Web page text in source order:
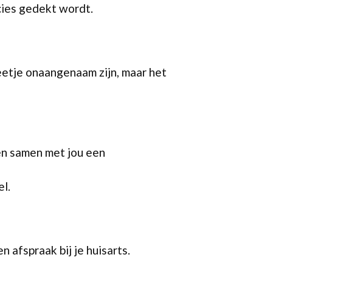
gedekt wordt.
onaangenaam zijn, maar het
samen met jou een
afspraak bij je huisarts.